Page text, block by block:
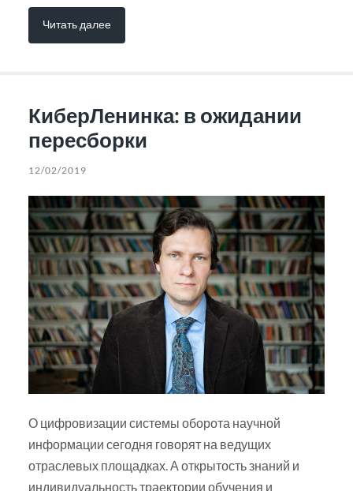
Читать далее
КиберЛенинка: в ожидании
пересборки
12/02/2019
О цифровизации системы оборота научной
информации сегодня говорят на ведущих
отраслевых площадках. А открытость знаний и
индивидуальность траектории обучения и